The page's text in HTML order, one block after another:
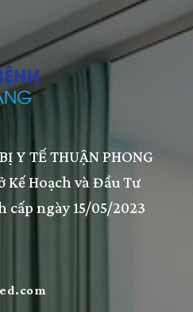
Y TẾ THUẬN PHONG
Kế Hoạch và Đầu Tư
cấp ngày 15/05/2023